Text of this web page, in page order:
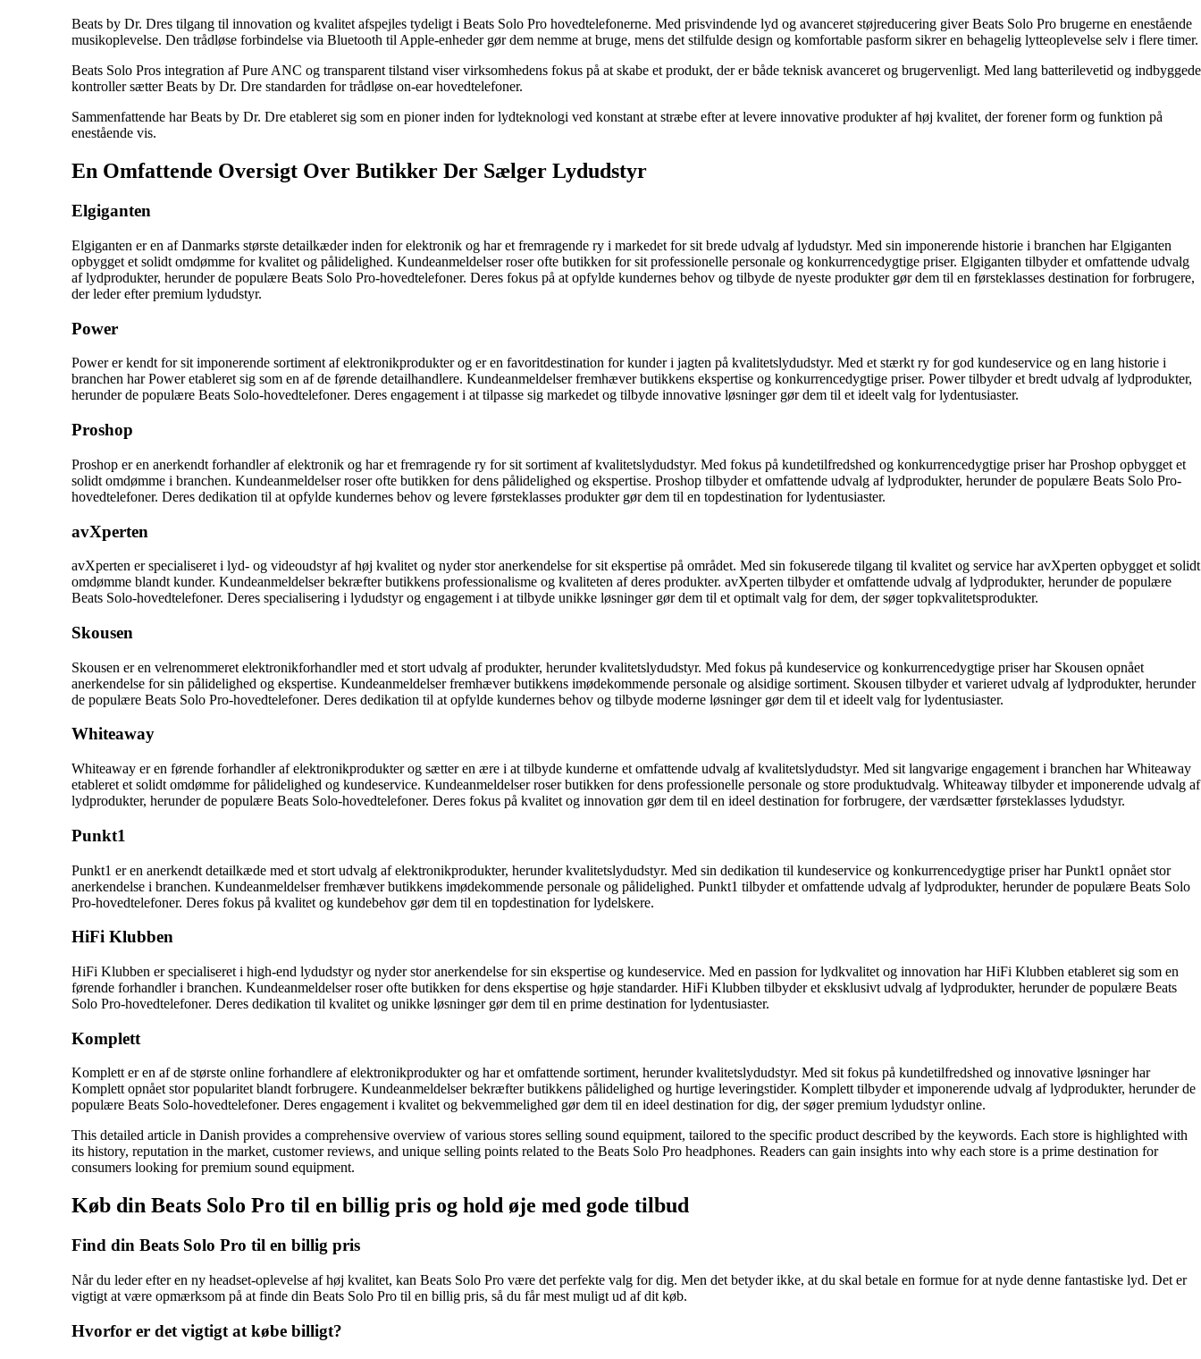
Beats by Dr. Dres tilgang til innovation og kvalitet afspejles tydeligt i Beats Solo Pro hovedtelefonerne. Med prisvindende lyd og avanceret støjreducering giver Beats Solo Pro brugerne en enestående
musikoplevelse. Den trådløse forbindelse via Bluetooth til Apple-enheder gør dem nemme at bruge, mens det stilfulde design og komfortable pasform sikrer en behagelig lytteoplevelse selv i flere timer.
Beats Solo Pros integration af Pure ANC og transparent tilstand viser virksomhedens fokus på at skabe et produkt, der er både teknisk avanceret og brugervenligt. Med lang batterilevetid og indbyggede
kontroller sætter Beats by Dr. Dre standarden for trådløse on-ear hovedtelefoner.
Sammenfattende har Beats by Dr. Dre etableret sig som en pioner inden for lydteknologi ved konstant at stræbe efter at levere innovative produkter af høj kvalitet, der forener form og funktion på
enestående vis.
En Omfattende Oversigt Over Butikker Der Sælger Lydudstyr
Elgiganten
Elgiganten er en af Danmarks største detailkæder inden for elektronik og har et fremragende ry i markedet for sit brede udvalg af lydudstyr. Med sin imponerende historie i branchen har Elgiganten
opbygget et solidt omdømme for kvalitet og pålidelighed. Kundeanmeldelser roser ofte butikken for sit professionelle personale og konkurrencedygtige priser. Elgiganten tilbyder et omfattende udvalg
af lydprodukter, herunder de populære Beats Solo Pro-hovedtelefoner. Deres fokus på at opfylde kundernes behov og tilbyde de nyeste produkter gør dem til en førsteklasses destination for forbrugere,
der leder efter premium lydudstyr.
Power
Power er kendt for sit imponerende sortiment af elektronikprodukter og er en favoritdestination for kunder i jagten på kvalitetslydudstyr. Med et stærkt ry for god kundeservice og en lang historie i
branchen har Power etableret sig som en af de førende detailhandlere. Kundeanmeldelser fremhæver butikkens ekspertise og konkurrencedygtige priser. Power tilbyder et bredt udvalg af lydprodukter,
herunder de populære Beats Solo-hovedtelefoner. Deres engagement i at tilpasse sig markedet og tilbyde innovative løsninger gør dem til et ideelt valg for lydentusiaster.
Proshop
Proshop er en anerkendt forhandler af elektronik og har et fremragende ry for sit sortiment af kvalitetslydudstyr. Med fokus på kundetilfredshed og konkurrencedygtige priser har Proshop opbygget et
solidt omdømme i branchen. Kundeanmeldelser roser ofte butikken for dens pålidelighed og ekspertise. Proshop tilbyder et omfattende udvalg af lydprodukter, herunder de populære Beats Solo Pro-
hovedtelefoner. Deres dedikation til at opfylde kundernes behov og levere førsteklasses produkter gør dem til en topdestination for lydentusiaster.
avXperten
avXperten er specialiseret i lyd- og videoudstyr af høj kvalitet og nyder stor anerkendelse for sit ekspertise på området. Med sin fokuserede tilgang til kvalitet og service har avXperten opbygget et solidt
omdømme blandt kunder. Kundeanmeldelser bekræfter butikkens professionalisme og kvaliteten af deres produkter. avXperten tilbyder et omfattende udvalg af lydprodukter, herunder de populære
Beats Solo-hovedtelefoner. Deres specialisering i lydudstyr og engagement i at tilbyde unikke løsninger gør dem til et optimalt valg for dem, der søger topkvalitetsprodukter.
Skousen
Skousen er en velrenommeret elektronikforhandler med et stort udvalg af produkter, herunder kvalitetslydudstyr. Med fokus på kundeservice og konkurrencedygtige priser har Skousen opnået
anerkendelse for sin pålidelighed og ekspertise. Kundeanmeldelser fremhæver butikkens imødekommende personale og alsidige sortiment. Skousen tilbyder et varieret udvalg af lydprodukter, herunder
de populære Beats Solo Pro-hovedtelefoner. Deres dedikation til at opfylde kundernes behov og tilbyde moderne løsninger gør dem til et ideelt valg for lydentusiaster.
Whiteaway
Whiteaway er en førende forhandler af elektronikprodukter og sætter en ære i at tilbyde kunderne et omfattende udvalg af kvalitetslydudstyr. Med sit langvarige engagement i branchen har Whiteaway
etableret et solidt omdømme for pålidelighed og kundeservice. Kundeanmeldelser roser butikken for dens professionelle personale og store produktudvalg. Whiteaway tilbyder et imponerende udvalg af
lydprodukter, herunder de populære Beats Solo-hovedtelefoner. Deres fokus på kvalitet og innovation gør dem til en ideel destination for forbrugere, der værdsætter førsteklasses lydudstyr.
Punkt1
Punkt1 er en anerkendt detailkæde med et stort udvalg af elektronikprodukter, herunder kvalitetslydudstyr. Med sin dedikation til kundeservice og konkurrencedygtige priser har Punkt1 opnået stor
anerkendelse i branchen. Kundeanmeldelser fremhæver butikkens imødekommende personale og pålidelighed. Punkt1 tilbyder et omfattende udvalg af lydprodukter, herunder de populære Beats Solo
Pro-hovedtelefoner. Deres fokus på kvalitet og kundebehov gør dem til en topdestination for lydelskere.
HiFi Klubben
HiFi Klubben er specialiseret i high-end lydudstyr og nyder stor anerkendelse for sin ekspertise og kundeservice. Med en passion for lydkvalitet og innovation har HiFi Klubben etableret sig som en
førende forhandler i branchen. Kundeanmeldelser roser ofte butikken for dens ekspertise og høje standarder. HiFi Klubben tilbyder et eksklusivt udvalg af lydprodukter, herunder de populære Beats
Solo Pro-hovedtelefoner. Deres dedikation til kvalitet og unikke løsninger gør dem til en prime destination for lydentusiaster.
Komplett
Komplett er en af de største online forhandlere af elektronikprodukter og har et omfattende sortiment, herunder kvalitetslydudstyr. Med sit fokus på kundetilfredshed og innovative løsninger har
Komplett opnået stor popularitet blandt forbrugere. Kundeanmeldelser bekræfter butikkens pålidelighed og hurtige leveringstider. Komplett tilbyder et imponerende udvalg af lydprodukter, herunder de
populære Beats Solo-hovedtelefoner. Deres engagement i kvalitet og bekvemmelighed gør dem til en ideel destination for dig, der søger premium lydudstyr online.
This detailed article in Danish provides a comprehensive overview of various stores selling sound equipment, tailored to the specific product described by the keywords. Each store is highlighted with
its history, reputation in the market, customer reviews, and unique selling points related to the Beats Solo Pro headphones. Readers can gain insights into why each store is a prime destination for
consumers looking for premium sound equipment.
Køb din Beats Solo Pro til en billig pris og hold øje med gode tilbud
Find din Beats Solo Pro til en billig pris
Når du leder efter en ny headset-oplevelse af høj kvalitet, kan Beats Solo Pro være det perfekte valg for dig. Men det betyder ikke, at du skal betale en formue for at nyde denne fantastiske lyd. Det er
vigtigt at være opmærksom på at finde din Beats Solo Pro til en billig pris, så du får mest muligt ud af dit køb.
Hvorfor er det vigtigt at købe billigt?